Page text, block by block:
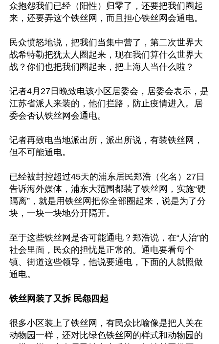
众抱怨我们已经（阳性）归零了，还要把我们圈起
来，还要弄这个铁丝网，而且担心铁丝网会通电。
民众愤怒地说，把我们当集中营了，第二次世界大
战希特勒把犹太人圈起来，现在我们算什么世界大
战？你们也把我们圈起来，把上海人当什么啦？
记者4月27日晚致电该小区居委会，居委会表示，是
江苏省派人来装的，他们拦路，防止疫情进入。居
委会否认铁丝网会通电。
记者再致电当地派出所，派出所说，有装铁丝网，
但不可能通电。
已经被封控超过45天的浦东居民郑浩（化名）27日
告诉海外媒体，浦东大范围都装了铁丝网，实施“硬
隔离”，就是用铁丝网把你全部圈起来，说是为了分
块，一块一块地分开隔开。
至于这些铁丝网是否可能通电？郑浩说，在“人治”的
社会里面，民众的担忧是正常的。通电要看每个
镇、街道这些领导，他说要通电，下面的人就照做
通电。
铁丝网装了又拆 民怨四起
很多小区装上了铁丝网，有民众比喻像是把人关在
动物园一样，还对比绿色铁丝网的样式和动物园的